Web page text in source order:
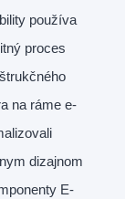
používa
proces
na ráme e-
dizajnom
E-